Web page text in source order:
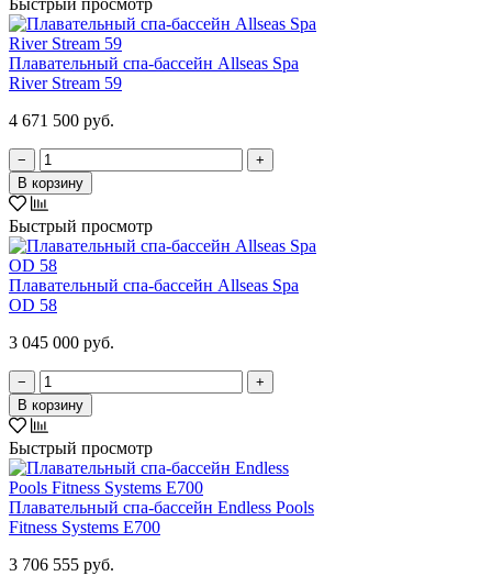
Плавательный спа-бассейн Allseas Spa
River Stream 59
4 671 500 руб.
−
+
В корзину
Быстрый просмотр
Плавательный спа-бассейн Allseas Spa
OD 58
3 045 000 руб.
−
+
В корзину
Быстрый просмотр
Плавательный спа-бассейн Endless Pools
Fitness Systems E700
3 706 555 руб.